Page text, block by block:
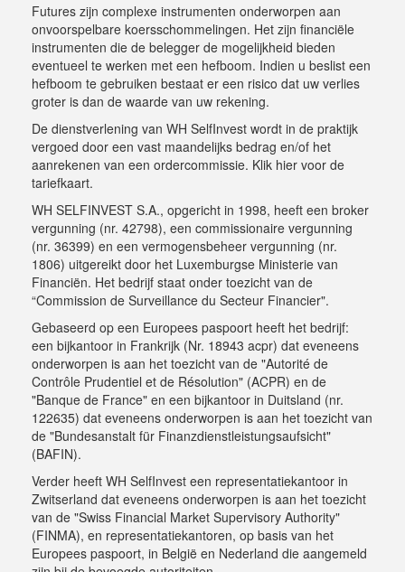
Futures zijn complexe instrumenten onderworpen aan
onvoorspelbare koersschommelingen. Het zijn financiële
instrumenten die de belegger de mogelijkheid bieden
eventueel te werken met een hefboom. Indien u beslist een
hefboom te gebruiken bestaat er een risico dat uw verlies
groter is dan de waarde van uw rekening.
De dienstverlening van WH SelfInvest wordt in de praktijk
vergoed door een vast maandelijks bedrag en/of het
aanrekenen van een ordercommissie. Klik hier voor de
tariefkaart.
WH SELFINVEST S.A., opgericht in 1998, heeft een broker
vergunning (nr. 42798), een commissionaire vergunning
(nr. 36399) en een vermogensbeheer vergunning (nr.
1806) uitgereikt door het Luxemburgse Ministerie van
Financiën. Het bedrijf staat onder toezicht van de
“Commission de Surveillance du Secteur Financier".
Gebaseerd op een Europees paspoort heeft het bedrijf:
een bijkantoor in Frankrijk (Nr. 18943 acpr) dat eveneens
onderworpen is aan het toezicht van de "Autorité de
Contrôle Prudentiel et de Résolution" (ACPR) en de
"Banque de France" en een bijkantoor in Duitsland (nr.
122635) dat eveneens onderworpen is aan het toezicht van
de "Bundesanstalt für Finanzdienstleistungsaufsicht"
(BAFIN).
Verder heeft WH SelfInvest een representatiekantoor in
Zwitserland dat eveneens onderworpen is aan het toezicht
van de "Swiss Financial Market Supervisory Authority"
(FINMA), en representatiekantoren, op basis van het
Europees paspoort, in België en Nederland die aangemeld